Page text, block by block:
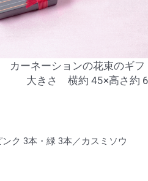
カーネーションの花束のギフ
大きさ 横約 45×高さ約
ク 3本・緑 3本／カスミソウ